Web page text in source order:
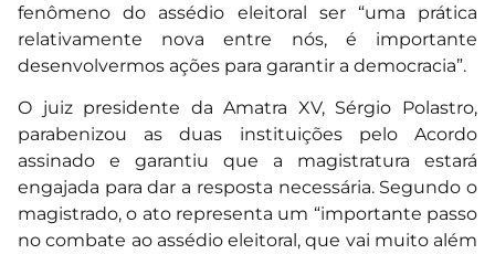
fenômeno do assédio eleitoral ser “uma prática
relativamente nova entre nós, é importante
desenvolvermos ações para garantir a democracia”.
O juiz presidente da Amatra XV, Sérgio Polastro,
parabenizou as duas instituições pelo Acordo
assinado e garantiu que a magistratura estará
engajada para dar a resposta necessária. Segundo o
magistrado, o ato representa um “importante passo
no combate ao assédio eleitoral, que vai muito além